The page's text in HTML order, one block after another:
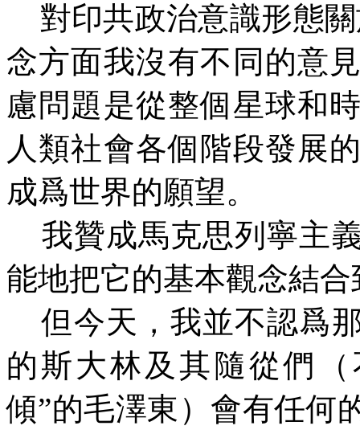
對印共政治意識形態
念方面我沒有不同的意
慮問題是從整個星球和
人類社會各個階段發展
成爲世界的願望。
我贊成馬克思列寧主
能地把它的基本觀念結
但今天，我並不認爲
的斯大林及其隨從們
傾”的毛澤東）會有任何